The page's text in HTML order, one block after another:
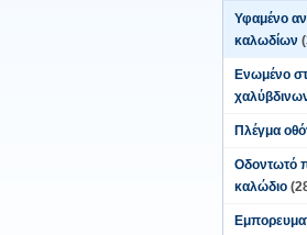
Υφαμένο
καλωδίων
Ενωμένο
Πλέγμα
Οδοντωτό
καλώδιο